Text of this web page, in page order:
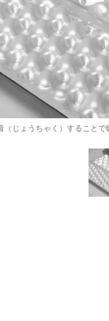
（じょうちゃく）することで